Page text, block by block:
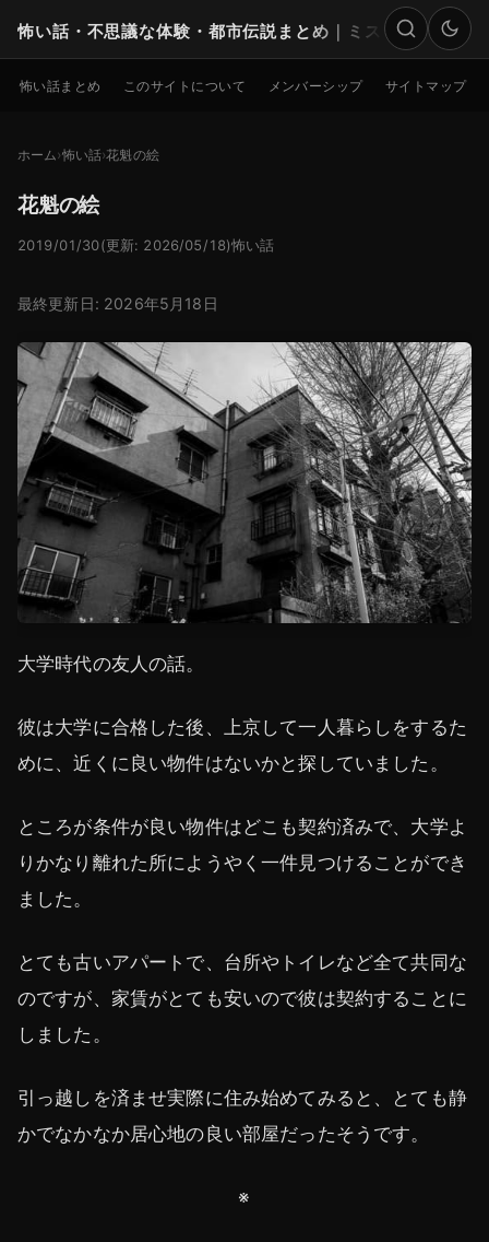
怖い話・不思議な体験・都市伝説まとめ｜ミステリー
検索
怖い話まとめ このサイトについて メンバーシップ サイトマップ
ホーム 怖い話 花魁の絵
花魁の絵
2019/01/30(更新: 2026/05/18)怖い話
最終更新日: 2026年5月18日
大学時代の友人の話。
彼は大学に合格した後、上京して一人暮らしをするた
めに、近くに良い物件はないかと探していました。
ところが条件が良い物件はどこも契約済みで、大学よ
りかなり離れた所にようやく一件見つけることができ
ました。
とても古いアパートで、台所やトイレなど全て共同な
のですが、家賃がとても安いので彼は契約することに
しました。
引っ越しを済ませ実際に住み始めてみると、とても静
かでなかなか居心地の良い部屋だったそうです。
※